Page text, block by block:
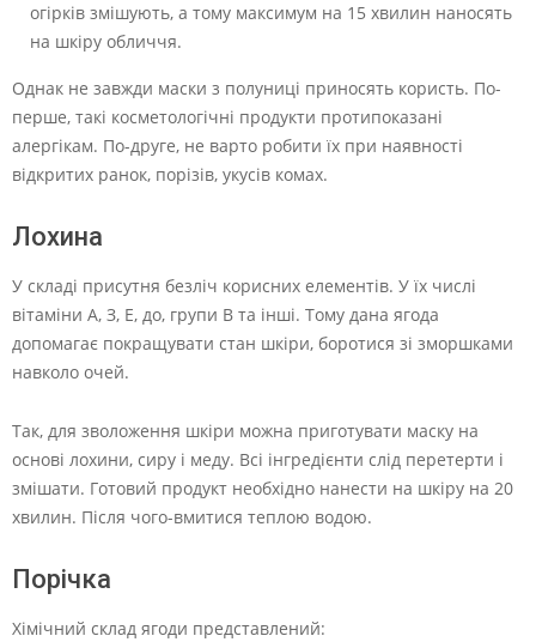
огірків змішують, а тому максимум на 15 хвилин наносять
на шкіру обличчя.
Однак не завжди маски з полуниці приносять користь. По-
перше, такі косметологічні продукти протипоказані
алергікам. По-друге, не варто робити їх при наявності
відкритих ранок, порізів, укусів комах.
Лохина
У складі присутня безліч корисних елементів. У їх числі
вітаміни А, З, Е, до, групи В та інші. Тому дана ягода
допомагає покращувати стан шкіри, боротися зі зморшками
навколо очей.
Так, для зволоження шкіри можна приготувати маску на
основі лохини, сиру і меду. Всі інгредієнти слід перетерти і
змішати. Готовий продукт необхідно нанести на шкіру на 20
хвилин. Після чого-вмитися теплою водою.
Порічка
Хімічний склад ягоди представлений: